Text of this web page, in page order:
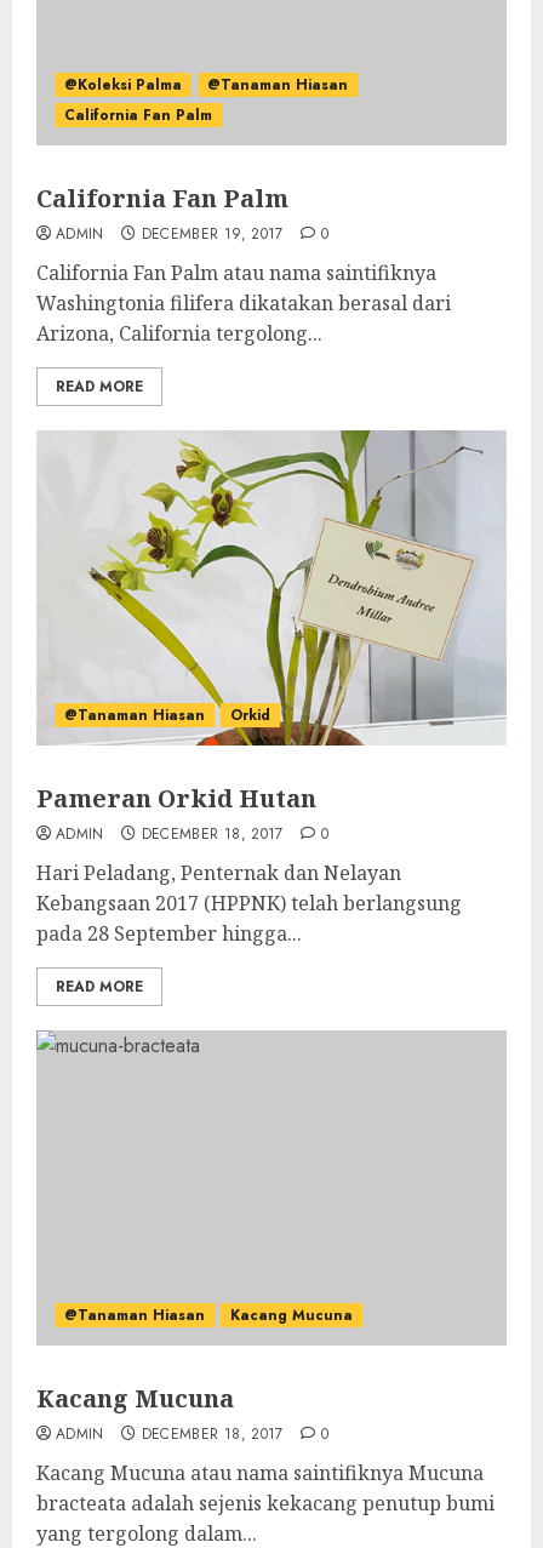
@Koleksi Palma
@Tanaman Hiasan
California Fan Palm
California Fan Palm
ADMIN DECEMBER 19, 2017 0
California Fan Palm atau nama saintifiknya
Washingtonia filifera dikatakan berasal dari
Arizona, California tergolong...
READ MORE
@Tanaman Hiasan Orkid
Pameran Orkid Hutan
ADMIN DECEMBER 18, 2017 0
Hari Peladang, Penternak dan Nelayan
Kebangsaan 2017 (HPPNK) telah berlangsung
pada 28 September hingga...
READ MORE
@Tanaman Hiasan Kacang Mucuna
Kacang Mucuna
ADMIN DECEMBER 18, 2017 0
Kacang Mucuna atau nama saintifiknya Mucuna
bracteata adalah sejenis kekacang penutup bumi
yang tergolong dalam...